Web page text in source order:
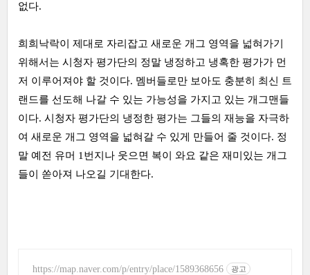
없다.
희희낙락이 제대로 자리잡고 새로운 개그 영역을 넓혀가기
위해서는 시청자 평가단의 정말 냉정하고 냉혹한 평가가 먼
저 이루어져야 할 것이다. 멤버들로만 보아도 충분히 최신 트
랜드를 선도해 나갈 수 있는 가능성을 가지고 있는 개그맨들
이다. 시청자 평가단의 냉정한 평가는 그들의 재능을 자극하
여 새로운 개그 영역을 넓혀갈 수 있게 만들어 줄 것이다. 정
말 예전 유머 1번지나 웃으면 복이 와요 같은 재미있는 개그
들이 쏟아져 나오길 기대한다.
https://map.naver.com/p/entry/place/1589368656 광고